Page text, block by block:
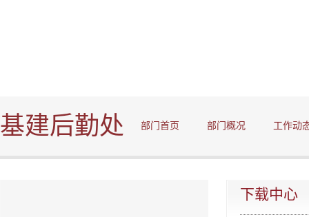
基建后勤处 部门首页 部门概况 工作动
下载中心